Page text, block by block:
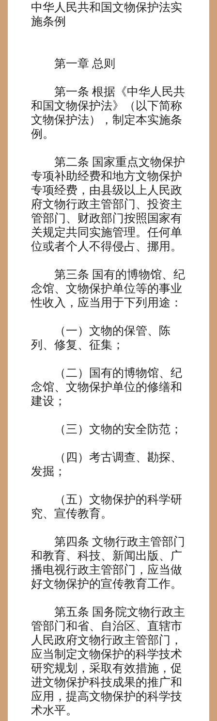
中华人民共和国文物保护法实
施条例
第一章 总则
第一条 根据《中华人民共
和国文物保护法》（以下简称
文物保护法），制定本实施条
例。
第二条 国家重点文物保护
专项补助经费和地方文物保护
专项经费，由县级以上人民政
府文物行政主管部门、投资主
管部门、财政部门按照国家有
关规定共同实施管理。任何单
位或者个人不得侵占、挪用。
第三条 国有的博物馆、纪
念馆、文物保护单位等的事业
性收入，应当用于下列用途：
（一）文物的保管、陈
列、修复、征集；
（二）国有的博物馆、纪
念馆、文物保护单位的修缮和
建设；
（三）文物的安全防范；
（四）考古调查、勘探、
发掘；
（五）文物保护的科学研
究、宣传教育。
第四条 文物行政主管部门
和教育、科技、新闻出版、广
播电视行政主管部门，应当做
好文物保护的宣传教育工作。
第五条 国务院文物行政主
管部门和省、自治区、直辖市
人民政府文物行政主管部门，
应当制定文物保护的科学技术
研究规划，采取有效措施，促
进文物保护科技成果的推广和
应用，提高文物保护的科学技
术水平。